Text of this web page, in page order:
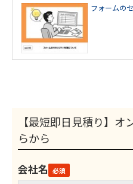
フォームの
【最短即日見積り】
らから
会社名